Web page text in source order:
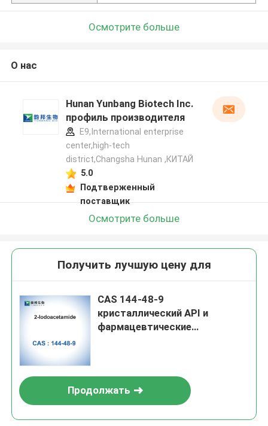
Осмотрите больше
О нас
Hunan Yunbang Biotech Inc.
профиль производителя
E9,International enterprise
center,high-tech
district,Changsha Hunan ,КИТАЙ
5.0
Подтверженный
поставщик
Осмотрите больше
Получить лучшую цену для
CAS 144-48-9
кристаллический API и
фармацевтические
Продолжать